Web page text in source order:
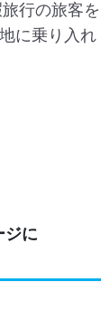
行の旅客を
に乗り入れ
ジに